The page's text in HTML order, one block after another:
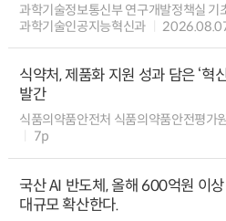
과학기술정보통신부 연구개발정책실 기
과학기술인공지능혁신과
식약처, 제품화 지원 성과 담은 ‘혁
발간
식품의약품안전처 식품의약품안전평가
7p
국산 AI 반도체, 올해 600억원 이
대규모 확산한다.